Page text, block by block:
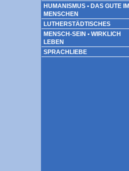
HUMANISMUS • DAS GUTE IM
MENSCHEN
LUTHERSTÄDTISCHES
MENSCH-SEIN • WIRKLICH
LEBEN
SPRACHLIEBE